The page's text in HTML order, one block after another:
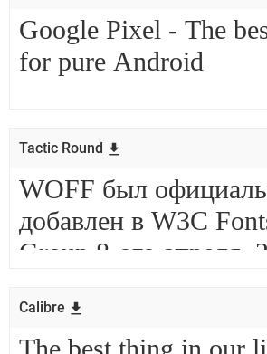
Tactic Round
Calibre